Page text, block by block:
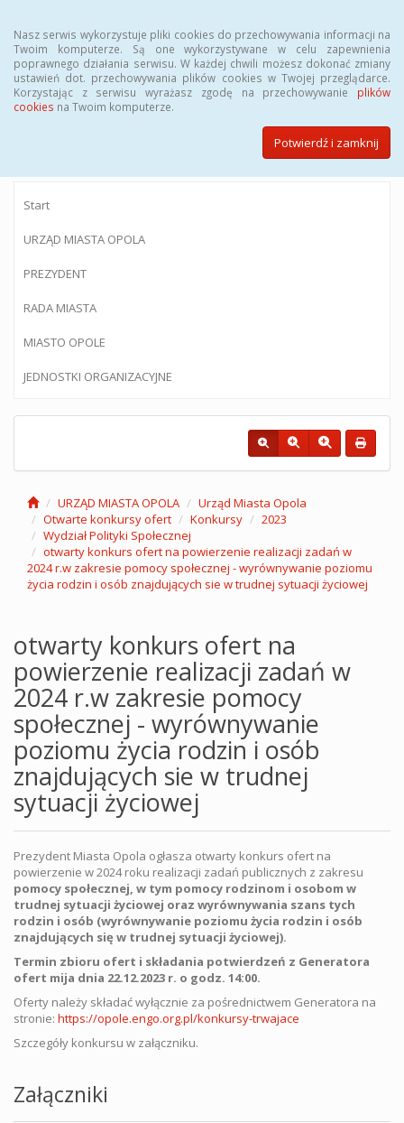
Nasz serwis wykorzystuje pliki cookies do przechowywania informacji na
Twoim komputerze. Są one wykorzystywane w celu zapewnienia
poprawnego działania serwisu. W każdej chwili możesz dokonać zmiany
ustawień dot. przechowywania plików cookies w Twojej przeglądarce.
Korzystając z serwisu wyrażasz zgodę na przechowywanie plików
cookies na Twoim komputerze.
Potwierdź i zamknij
BIULETYN INFORMACJI PUBLICZNEJ
Urzędu Miasta Opola
Start
URZĄD MIASTA OPOLA
PREZYDENT
RADA MIASTA
MIASTO OPOLE
JEDNOSTKI ORGANIZACYJNE
URZĄD MIASTA OPOLA
Urząd Miasta Opola
Otwarte konkursy ofert
Konkursy
2023
Wydział Polityki Społecznej
otwarty konkurs ofert na powierzenie realizacji zadań w
2024 r.w zakresie pomocy społecznej - wyrównywanie poziomu
życia rodzin i osób znajdujących sie w trudnej sytuacji życiowej
otwarty konkurs ofert na
powierzenie realizacji zadań w
2024 r.w zakresie pomocy
społecznej - wyrównywanie
poziomu życia rodzin i osób
znajdujących sie w trudnej
sytuacji życiowej
Prezydent Miasta Opola ogłasza otwarty konkurs ofert na
powierzenie w 2024 roku realizacji zadań publicznych z zakresu
pomocy społecznej, w tym pomocy rodzinom i osobom w
trudnej sytuacji życiowej oraz wyrównywania szans tych
rodzin i osób (wyrównywanie poziomu życia rodzin i osób
znajdujących się w trudnej sytuacji życiowej).
Termin zbioru ofert i składania potwierdzeń z Generatora
ofert mija dnia 22.12.2023 r. o godz. 14:00.
Oferty należy składać wyłącznie za pośrednictwem Generatora na
stronie: https://opole.engo.org.pl/konkursy-trwajace
Szczegóły konkursu w załączniku.
Załączniki